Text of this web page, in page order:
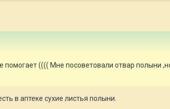
помогает (((( Мне посоветовали отвар полыни
в аптеке сухие листья полыни.